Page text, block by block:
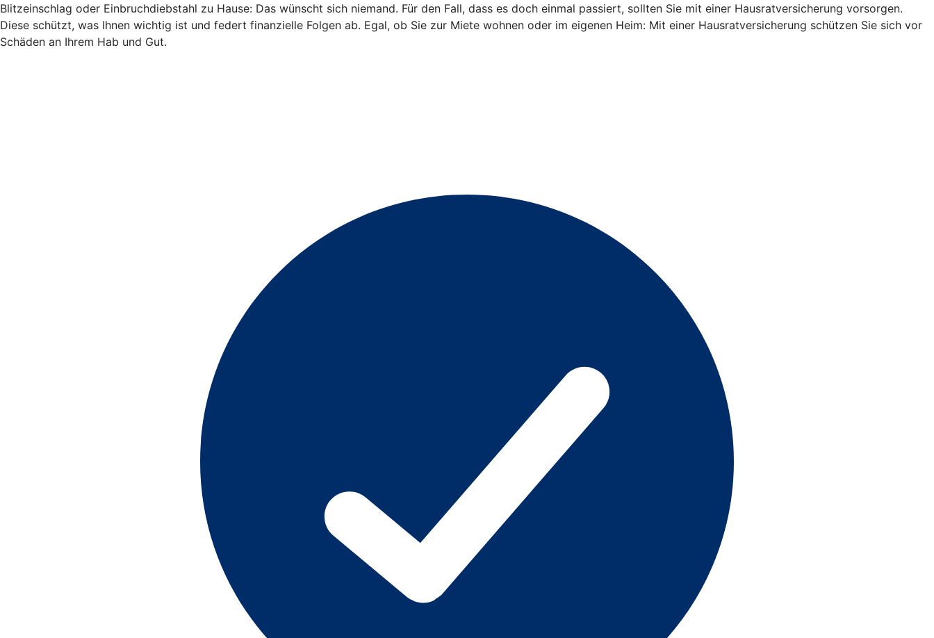
Blitzeinschlag oder Einbruchdiebstahl zu Hause: Das wünscht sich niemand. Für den Fall, dass es doch einmal passiert, sollten Sie mit einer Hausratversicherung vorsorgen.
Diese schützt, was Ihnen wichtig ist und federt finanzielle Folgen ab. Egal, ob Sie zur Miete wohnen oder im eigenen Heim: Mit einer Hausratversicherung schützen Sie sich vor
Schäden an Ihrem Hab und Gut.